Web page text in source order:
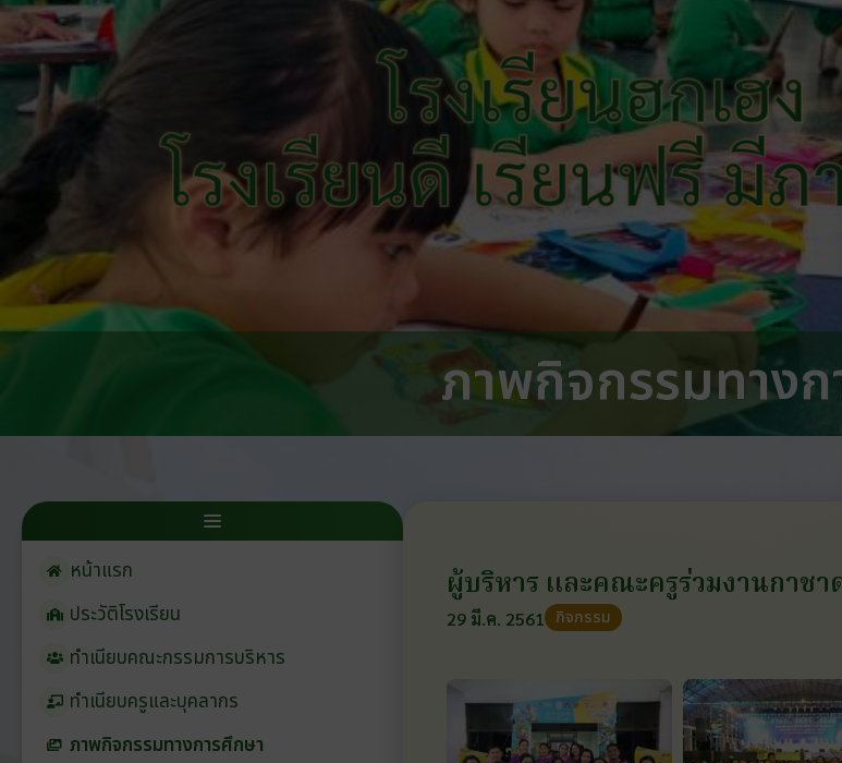
โรงเรียนฮกเฮง
โรงเรียนดี เรียนฟรี มี
ภาพกิจกรรมทาง
หน้าแรก
ประวัติโรงเรียน
ทำเนียบคณะกรรมการบริหาร
ทำเนียบครูและบุคลากร
ภาพกิจกรรมทางการศึกษา
ผู้บริหาร และคณะครูร่วมงานกาช
29 มี.ค. 2561 กิจกรรม